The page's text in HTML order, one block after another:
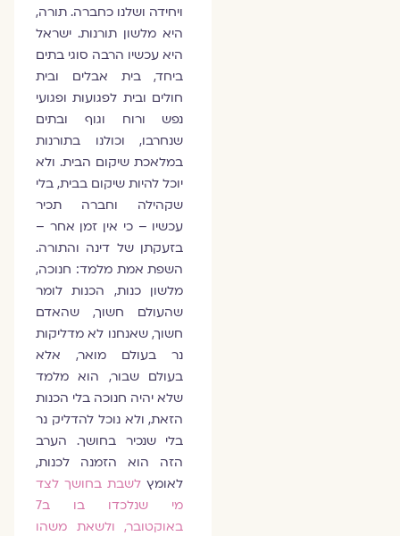
ויחידה ושלנו כחברה. תורה,
היא מלשון תורנות. ישראל
היא עכשיו הרבה סוגי בתים
ביחד, בית אבלים ובית
חולים ובית לפגועות ופגועי
נפש ורוח וגוף ובתים
שנחרבו, וכולנו בתורנות
במלאכת שיקום הבית. ולא
יוכל להיות שיקום בבית, בלי
שקהילה וחברה תכיר
עכשיו – כי אין זמן אחר –
בזעקתן של דינה והתורה.
השפת אמת מלמד: חנוכה,
מלשון כנות, הכנות לומר
שהעולם חשוך, שהאדם
חשוך, שאנחנו לא מדליקות
נר בעולם מואר, אלא
בעולם שבור, הוא מלמד
שלא יהיה חנוכה בלי הכנות
הזאת, ולא נוכל להדליק נר
בלי שנכיר בחושך. הערב
הזה הוא הזמנה לכנות,
לאומץלשבת בחושך לצד
מי שנלכדו בו ב7
באוקטובר, ולשאת משהו